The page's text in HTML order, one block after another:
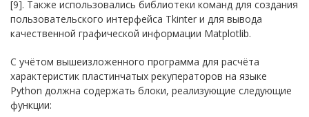
[9]. Также использовались библиотеки команд для создания
пользовательского интерфейса Tkinter и для вывода
качественной графической информации Matplotlib.
С учётом вышеизложенного программа для расчёта
характеристик пластинчатых рекуператоров на языке
Python должна содержать блоки, реализующие следующие
функции: